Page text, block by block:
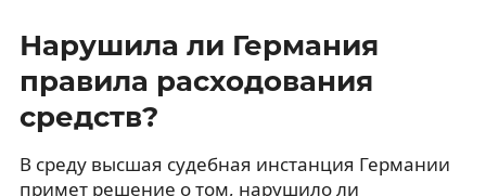
Нарушила ли Германия
правила расходования
средств?
В среду высшая судебная инстанция Германии
примет решение о том, нарушило ли